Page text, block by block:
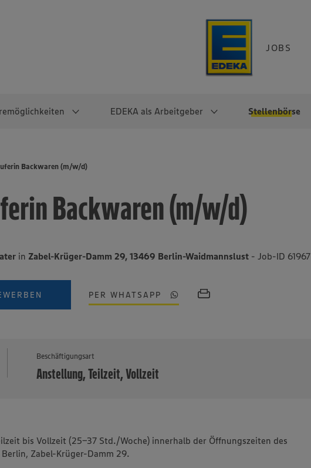
JOBS
EDEKA als Arbeitgeber Stellenbörse
Abschlussarbeiten
Werkstudierendentätigkeit
Direkteinstieg
Noch Fragen?
Lebensmittelproduktion
Lager & Logistik
EDEKA-Zentrale
EDEKA Fruchtkontor
EDEKA-
Regionalgesellschaften
Backwaren (m/w/d)
Backwaren (m/w/d)
in Zabel-Krüger-Damm 29, 13469 Berlin-Waidmannslust - Job-ID 61967
PER WHATSAPP
Beschäftigungsart
Anstellung, Teilzeit, Vollzeit
bis Vollzeit (25-37 Std./Woche) innerhalb der Öffnungszeiten des
Zabel-Krüger-Damm 29.